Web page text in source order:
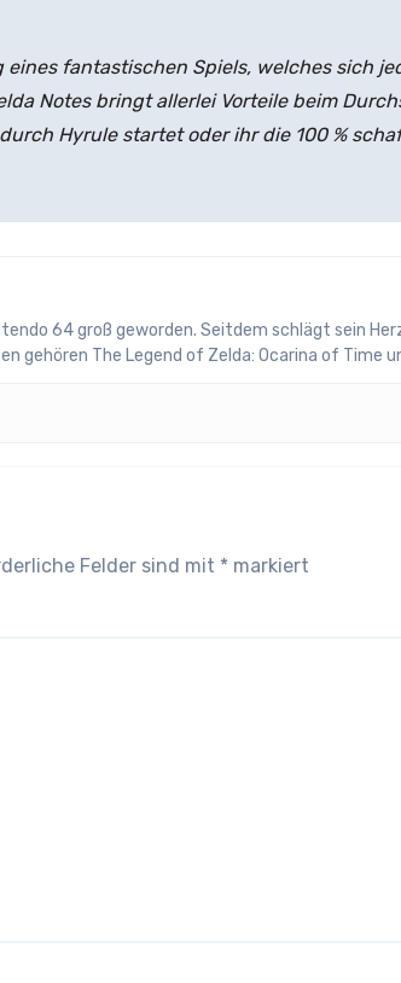
fantastischen Spiels, welches sich
Notes bringt allerlei Vorteile beim
Hyrule startet oder ihr die 100 %
64 groß geworden. Seitdem schlägt sein
gehören The Legend of Zelda: Ocarina of Time
Felder sind mit * markiert